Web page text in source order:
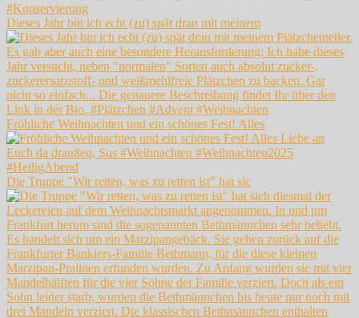
Dieses Jahr bin ich echt (zu) spät dran mit meinem
Fröhliche Weihnachten und ein schönes Fest! Alles
Die Truppe "Wir retten, was zu retten ist" hat sic